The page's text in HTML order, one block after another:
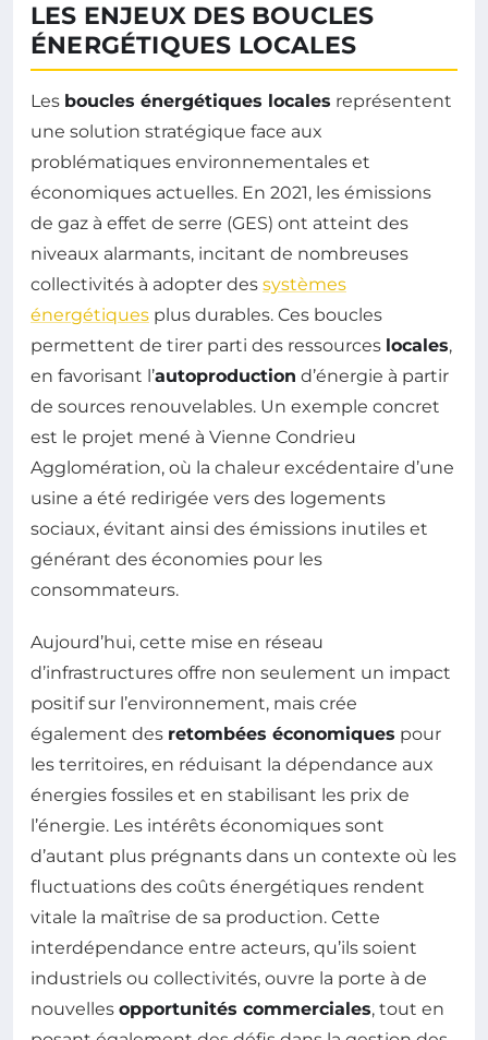
LES ENJEUX DES BOUCLES
ÉNERGÉTIQUES LOCALES
Les boucles énergétiques locales représentent
une solution stratégique face aux
problématiques environnementales et
économiques actuelles. En 2021, les émissions
de gaz à effet de serre (GES) ont atteint des
niveaux alarmants, incitant de nombreuses
collectivités à adopter des systèmes
énergétiques plus durables. Ces boucles
permettent de tirer parti des ressources locales,
en favorisant l’autoproduction d’énergie à partir
de sources renouvelables. Un exemple concret
est le projet mené à Vienne Condrieu
Agglomération, où la chaleur excédentaire d’une
usine a été redirigée vers des logements
sociaux, évitant ainsi des émissions inutiles et
générant des économies pour les
consommateurs.
Aujourd’hui, cette mise en réseau
d’infrastructures offre non seulement un impact
positif sur l’environnement, mais crée
également des retombées économiques pour
les territoires, en réduisant la dépendance aux
énergies fossiles et en stabilisant les prix de
l’énergie. Les intérêts économiques sont
d’autant plus prégnants dans un contexte où les
fluctuations des coûts énergétiques rendent
vitale la maîtrise de sa production. Cette
interdépendance entre acteurs, qu’ils soient
industriels ou collectivités, ouvre la porte à de
nouvelles opportunités commerciales, tout en